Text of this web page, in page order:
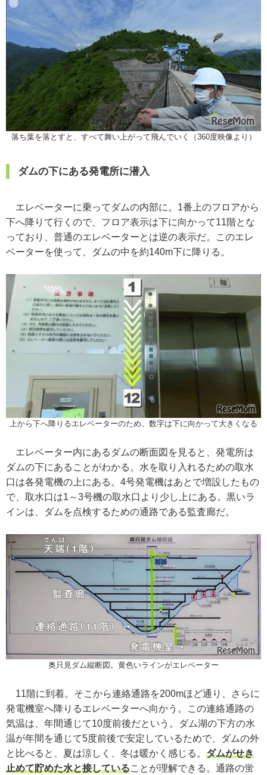
落ち葉を落とすと、すべて舞い上がって飛んでいく（360度映像より）
ダムの下にある発電所に潜入
エレベーターに乗ってダムの内部に。1番上のフロアから
下へ降りて行くので、フロア表示は下に向かって11階とな
っており、普通のエレベーターとは逆の表示だ。このエレ
ベーターを使って、ダムの中を約140m下に降りる。
上から下へ降りるエレベーターのため、数字は下に向かって大きくなる
エレベーター内にあるダムの断面図を見ると、発電所は
ダムの下にあることがわかる。水を取り入れるための取水
口は各発電機の上にある。4号発電機はあとで増設したもの
で、取水口は1～3号機の取水口より少し上にある。黒いラ
インは、ダムを点検するための通路である監査廊だ。
奥只見ダム縦断図。黄色いラインがエレベーター
11階に到着。そこから連絡通路を200mほど通り、さらに
発電機室へ降りるエレベーターへ向かう。この連絡通路の
気温は、年間通じて10度前後だという。ダム湖の下方の水
温が年間を通じて5度前後で安定しているためで、ダムの外
と比べると、夏は涼しく、冬は暖かく感じる。 ダムがせき
止めて貯めた水と接していることが理解できる。通路の蛍